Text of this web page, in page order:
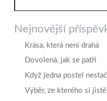
Nejnovější
Krása, která není drahá
Dovolená, jak se patří
Když jedna postel
Výběr, ze kterého si